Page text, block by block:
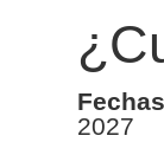
2027